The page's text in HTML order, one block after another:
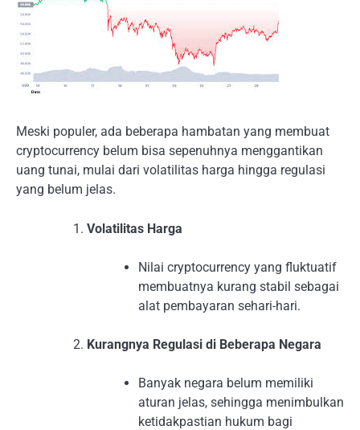
Meski populer, ada beberapa hambatan yang membuat
cryptocurrency belum bisa sepenuhnya menggantikan
uang tunai, mulai dari volatilitas harga hingga regulasi
yang belum jelas.
Volatilitas Harga
Nilai cryptocurrency yang fluktuatif
membuatnya kurang stabil sebagai
alat pembayaran sehari-hari.
Kurangnya Regulasi di Beberapa Negara
Banyak negara belum memiliki
aturan jelas, sehingga menimbulkan
ketidakpastian hukum bagi